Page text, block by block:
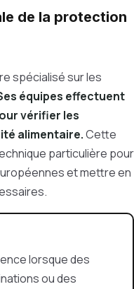
de la protection
spécialisé sur les
équipes effectuent
vérifier les
alimentaire.Cette
particulière pour
et mettre en
lorsque des
ou des